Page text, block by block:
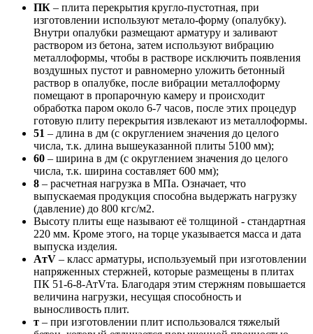
ПК – плита перекрытия кругло-пустотная, при
изготовлении используют метало-форму (опалубку).
Внутри опалубки размещают арматуру и заливают
раствором из бетона, затем используют вибрацию
металлоформы, чтобы в растворе исключить появления
воздушных пустот и равномерно уложить бетонный
раствор в опалубке, после вибрации металлоформу
помещают в пропарочную камеру и происходит
обработка паром около 6-7 часов, после этих процедур
готовую плиту перекрытия извлекают из металлоформы.
51 – длина в дм (с округлением значения до целого
числа, т.к. длина вышеуказанной плиты 5100 мм);
60 – ширина в дм (с округлением значения до целого
числа, т.к. ширина составляет 600 мм);
8 – расчетная нагрузка в МПа. Означает, что
выпускаемая продукция способна выдержать нагрузку
(давление) до 800 кгс/м2.
Высоту плиты еще называют её толщиной - стандартная
220 мм. Кроме этого, на торце указывается масса и дата
выпуска изделия.
AтV – класс арматуры, используемый при изготовлении
напряженных стержней, которые размещены в плитах
ПК 51-6-8-АтVта. Благодаря этим стержням повышается
величина нагрузки, несущая способность и
выносливость плит.
т – при изготовлении плит использовался тяжелый